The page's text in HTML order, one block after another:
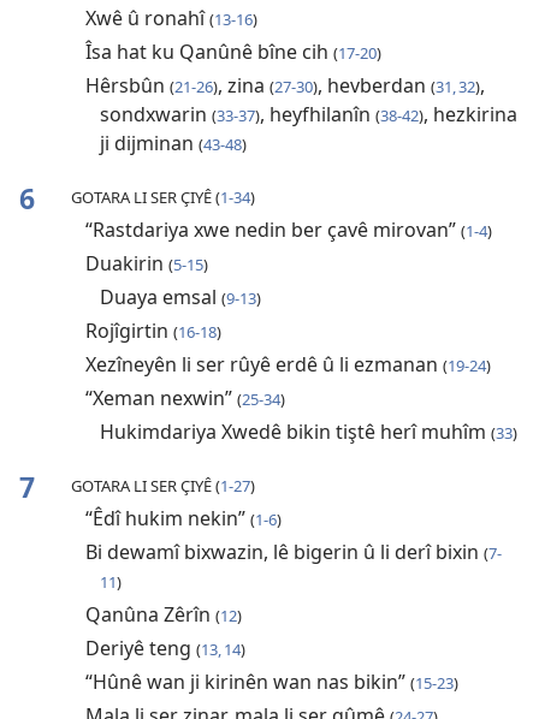
Xwê û ronahî(13-16)
Îsa hat ku Qanûnê bîne cih (17-20)
Hêrsbûn (21-26), zina (27-30), hevberdan (31, 32),
sondxwarin (33-37), heyfhilanîn (38-42), hezkirina
ji dijminan (43-48)
6 GOTARA LI SER ÇIYÊ (1-34)
“Rastdariya xwe nedin ber çavê mirovan” (1-4)
Duakirin (5-15)
Duaya emsal (9-13)
Rojîgirtin (16-18)
Xezîneyên li ser rûyê erdê û li ezmanan (19-24)
“Xeman nexwin” (25-34)
Hukimdariya Xwedê bikin tiştê herî muhîm (33)
7 GOTARA LI SER ÇIYÊ (1-27)
“Êdî hukim nekin” (1-6)
Bi dewamî bixwazin, lê bigerin û li derî bixin (7-
11)
Qanûna Zêrîn (12)
Deriyê teng (13, 14)
“Hûnê wan ji kirinên wan nas bikin” (15-23)